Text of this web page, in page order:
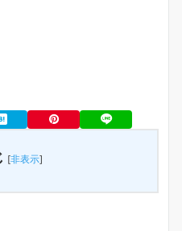
[非表示]